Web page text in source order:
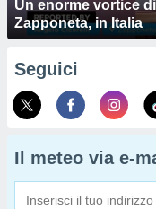
Un enorme vortice
Zapponeta, in Italia
Seguici
Il meteo via e-